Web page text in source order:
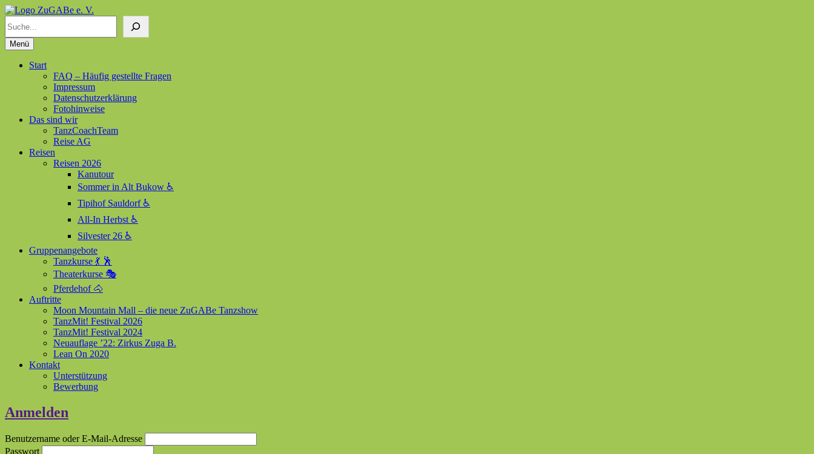
ZuGABe e. V.
Zusammen geht alles besser
Menü
Start
FAQ – Häufig gestellte Fragen
Impressum
Datenschutzerklärung
Fotohinweise
Das sind wir
TanzCoachTeam
Reise AG
Reisen
Reisen 2026
Kanutour
Sommer in Alt Bukow ♿
Tipihof Sauldorf ♿
All-In Herbst ♿
Silvester 26 ♿
Gruppenangebote
Tanzkurse 💃 🕺
Theaterkurse 🎭
Pferdehof 🐴
Auftritte
Moon Mountain Mall – die neue ZuGABe Tanzshow
TanzMit! Festival 2026
TanzMit! Festival 2024
Neuauflage ’22: Zirkus Zuga B.
Lean On 2020
Kontakt
Unterstützung
Bewerbung
Anmelden
Benutzername oder E-Mail-Adresse
Passwort